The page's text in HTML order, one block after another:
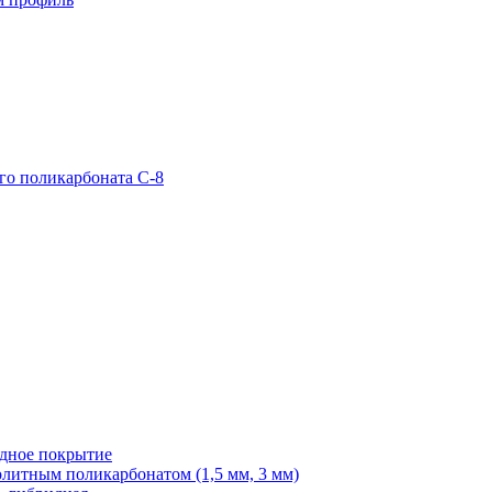
поликарбоната С-8
покрытие
поликарбонатом (1,5 мм, 3 мм)